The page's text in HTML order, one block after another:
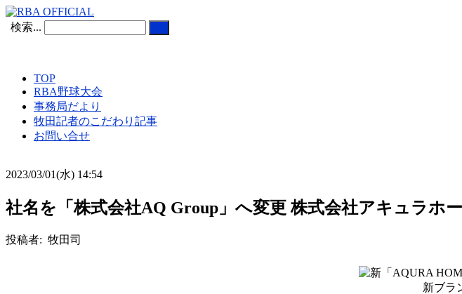
検索...
TOP
RBA野球大会
事務局だより
牧田記者のこだわり記事
お問い合せ
2023/03/01(水) 14:54
社名を「株式会社AQ Group」へ変更 株式会社アキュラホ
投稿者: 牧田司
新ブラ